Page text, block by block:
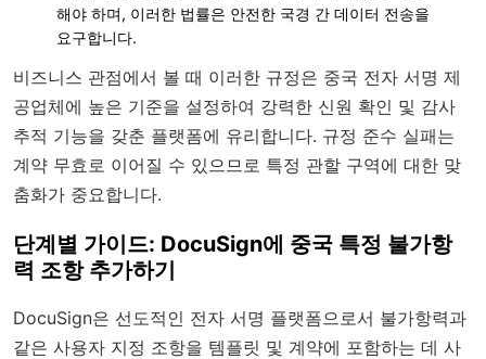
해야 하며, 이러한 법률은 안전한 국경 간 데이터 전송을
요구합니다.
비즈니스 관점에서 볼 때 이러한 규정은 중국 전자 서명 제
공업체에 높은 기준을 설정하여 강력한 신원 확인 및 감사
추적 기능을 갖춘 플랫폼에 유리합니다. 규정 준수 실패는
계약 무효로 이어질 수 있으므로 특정 관할 구역에 대한 맞
춤화가 중요합니다.
단계별 가이드: DocuSign에 중국 특정 불가항
력 조항 추가하기
DocuSign은 선도적인 전자 서명 플랫폼으로서 불가항력과
같은 사용자 지정 조항을 템플릿 및 계약에 포함하는 데 사